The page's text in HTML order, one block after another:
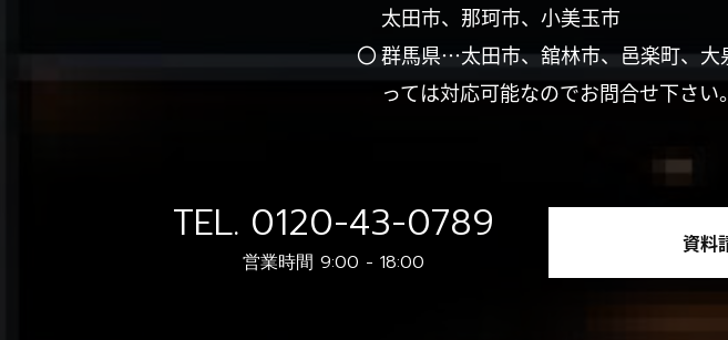
太田市、那珂市、小美玉市
〇 群馬県…太田市、舘林市、邑楽町、
っては対応可能なのでお問合せ下さ
TEL. 0120-43-0789
営業時間 9:00 - 18:00
資料